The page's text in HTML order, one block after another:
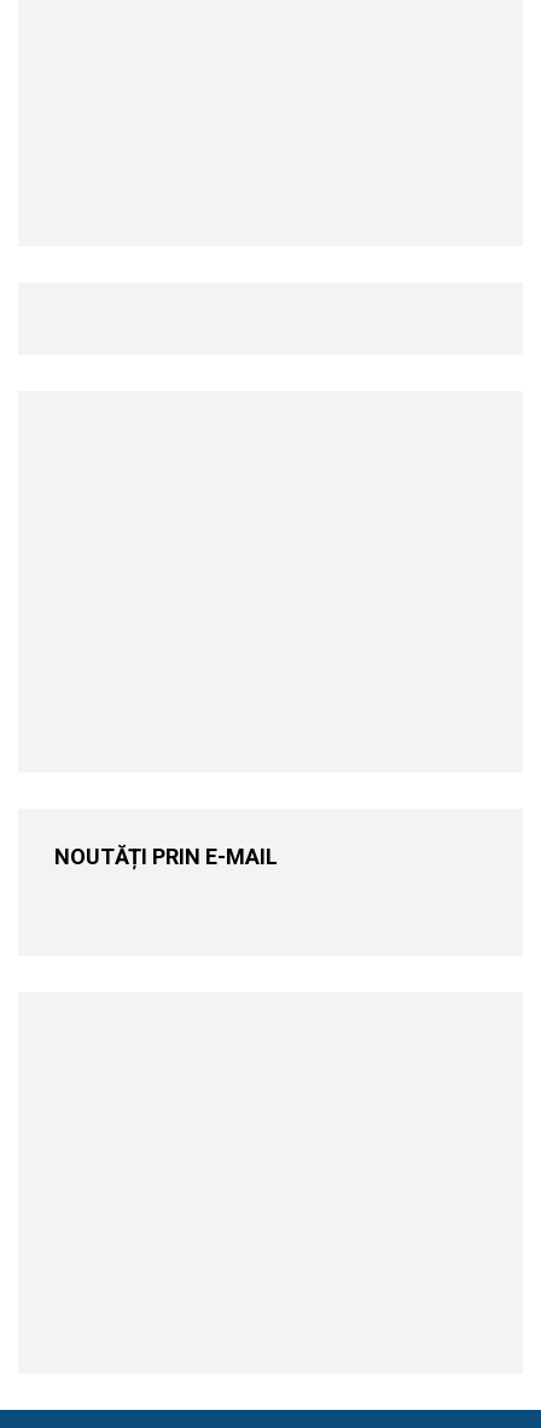
NOUTĂȚI PRIN E-MAIL